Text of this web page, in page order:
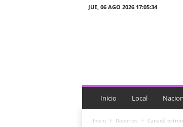
JUE, 06 AGO 2026 17:05:34
c
a
Inicio Local
Inicio Deportes Canadá